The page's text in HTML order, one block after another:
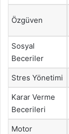
Özgüven
Sosyal
Beceriler
Stres Yönetimi
Karar Verme
Becerileri
Motor